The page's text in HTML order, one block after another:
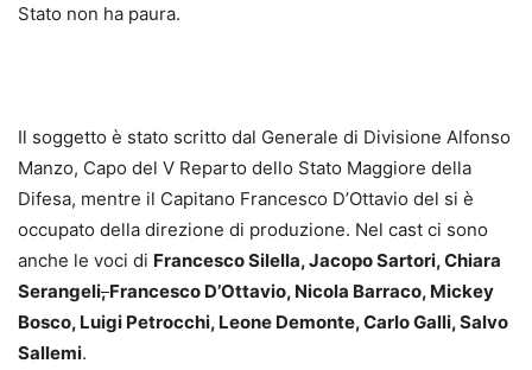
Stato non ha paura.
Il soggetto è stato scritto dal Generale di Divisione Alfonso
Manzo, Capo del V Reparto dello Stato Maggiore della
Difesa, mentre il Capitano Francesco D’Ottavio del si è
occupato della direzione di produzione. Nel cast ci sono
anche le voci di Francesco Silella, Jacopo Sartori, Chiara
Serangeli,Francesco D’Ottavio, Nicola Barraco, Mickey
Bosco, Luigi Petrocchi, Leone Demonte, Carlo Galli, Salvo
Sallemi.